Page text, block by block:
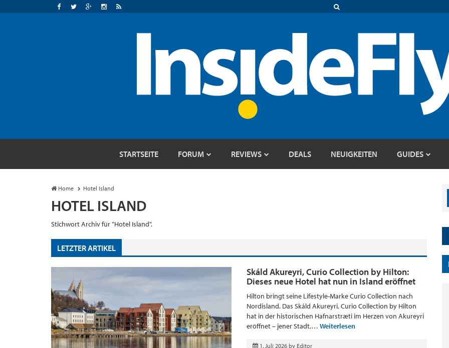
STARTSEITE FORUM REVIEWS DEALS NEUIGKEITEN GUIDES
Home Hotel Island
HOTEL ISLAND
Stichwort Archiv für "Hotel Island".
LETZTER ARTIKEL
Skáld Akureyri, Curio Collection by Hilton:
Dieses neue Hotel hat nun in Island eröffnet
Hilton bringt seine Lifestyle-Marke Curio Collection nach
Nordisland. Das Skáld Akureyri, Curio Collection by Hilton
hat in der historischen Hafnarstræti im Herzen von Akureyri
eröffnet – jener Stadt,… Weiterlesen
1. Juli 2026 by Editor